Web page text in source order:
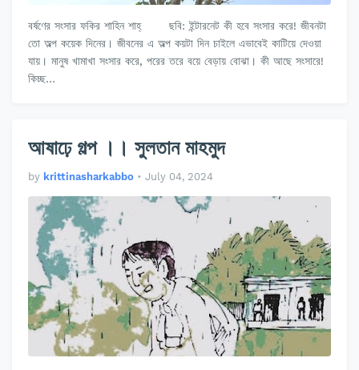
বর্ষণের সংসার ফকির শাহিন শাহ্ ছবি: ইন্টারনেট কী হবে সংসার করে! জীবনটা
তো অল্প কয়েক দিনের। জীবনের এ অল্প কয়টা দিন চাইলে এভাবেই কাটিয়ে দেওয়া
যায়। মানুষ খামাখা সংসার করে, পরের তরে বয়ে বেড়ায় বোঝা। কী আছে সংসারে!
কিচ্ছ…
আষাঢ়ে গল্প ।। সুলতান মাহমুদ
by krittinasharkabbo • July 04, 2024